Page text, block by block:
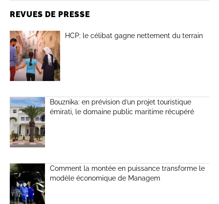
REVUES DE PRESSE
HCP: le célibat gagne nettement du terrain
Bouznika: en prévision d’un projet touristique
émirati, le domaine public maritime récupéré
Comment la montée en puissance transforme le
modèle économique de Managem